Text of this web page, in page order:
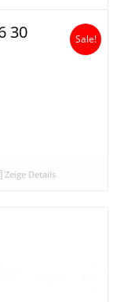
30
Sale!
Zeige Details